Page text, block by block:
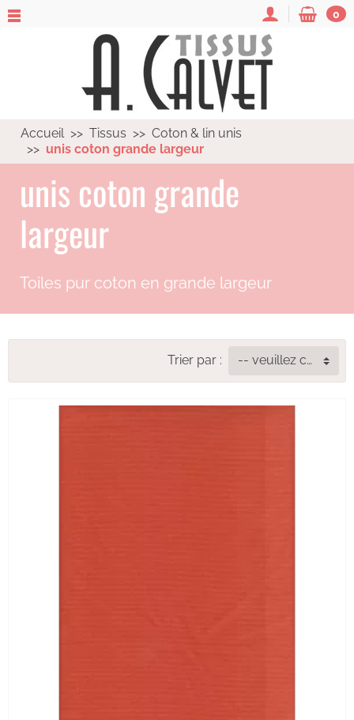
0
Accueil Tissus
Coton & lin unis
unis coton grande largeur
unis coton grande
largeur
Toiles pur coton en grande largeur
Trier par : -- veuillez choisir --